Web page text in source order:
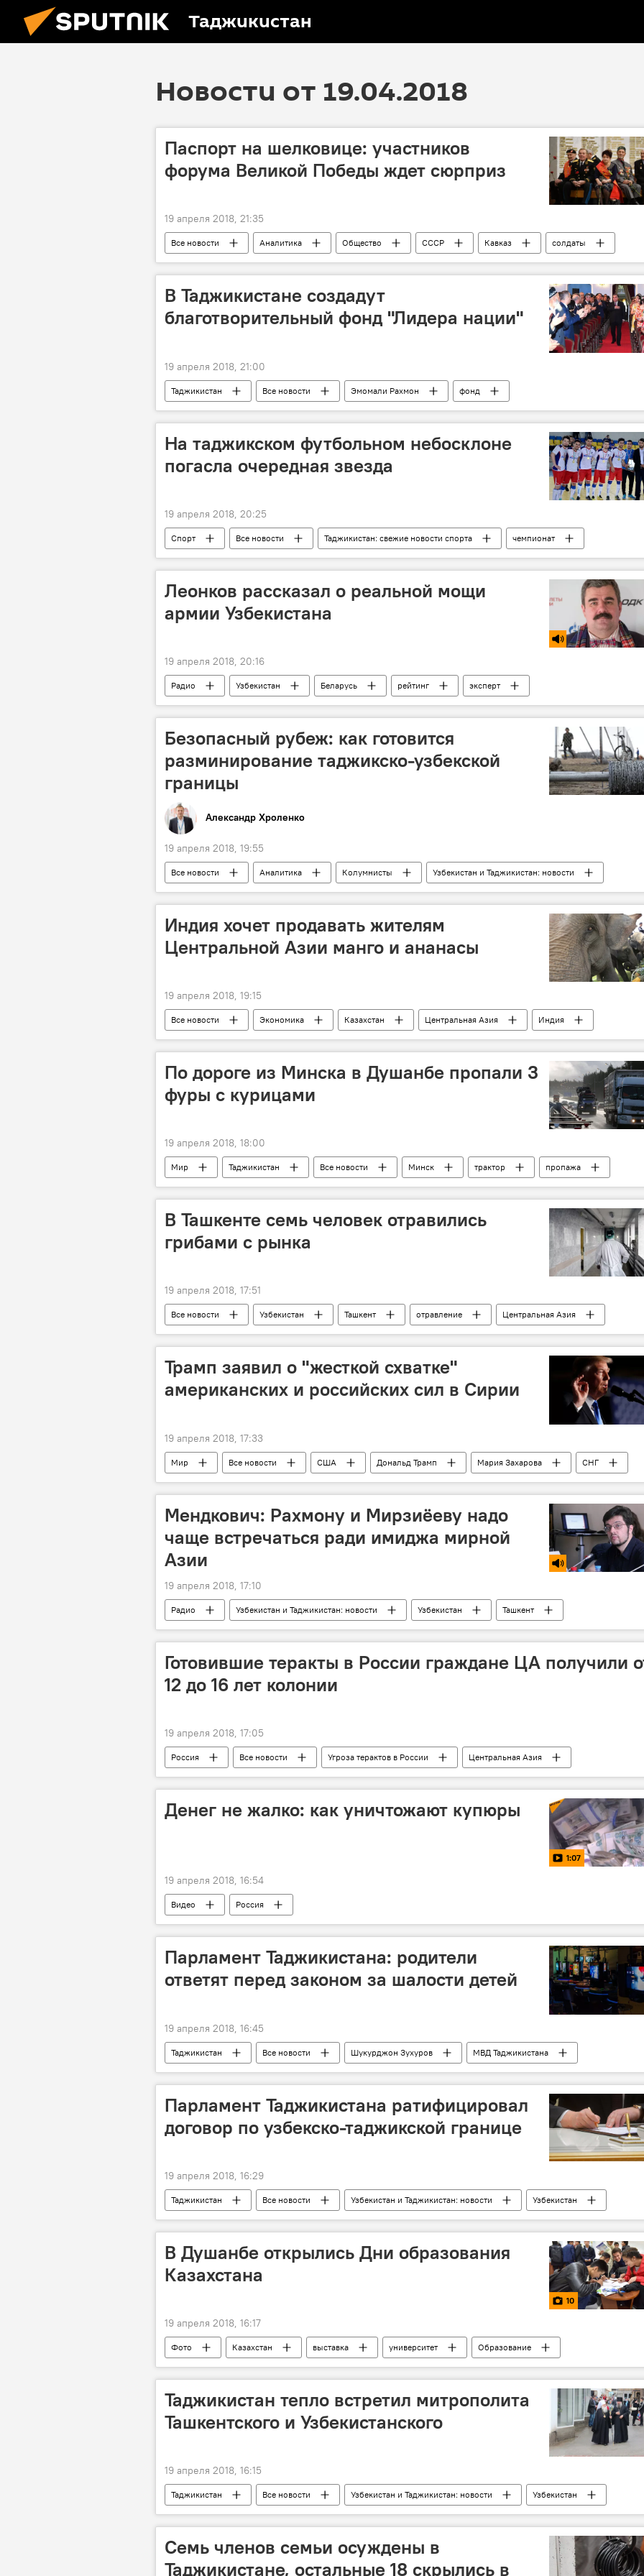
Таджикистан
Новости от 19.04.2018
Паспорт на шелковице: участников
форума Великой Победы ждет сюрприз
19 апреля 2018, 21:35
Все новости Аналитика Общество СССР Кавказ
солдаты
партизаны
сюрприз
9 мая - День Победы в Великой Отечественной войне
В Таджикистане создадут
благотворительный фонд "Лидера нации"
19 апреля 2018, 21:00
Таджикистан Все новости Эмомали Рахмон фонд
На таджикском футбольном небосклоне
погасла очередная звезда
19 апреля 2018, 20:25
Спорт Все новости Таджикистан: свежие новости спорта
чемпионат
футзал
Таджикистан
Леонков рассказал о реальной мощи
армии Узбекистана
19 апреля 2018, 20:16
Радио Узбекистан Беларусь рейтинг
эксперт
Армия и вооружение
Таджикистан военные учения
Безопасный рубеж: как готовится
разминирование таджикско-узбекской
границы
Александр Хроленко
19 апреля 2018, 19:55
Все новости Аналитика Колумнисты
Узбекистан и Таджикистан: новости
Узбекистан
граница саперы разминирование
Центральная Азия
Индия хочет продавать жителям
Центральной Азии манго и ананасы
19 апреля 2018, 19:15
Все новости Экономика Казахстан Центральная Азия
Индия
овощи и фрукты
По дороге из Минска в Душанбе пропали 3
фуры с курицами
19 апреля 2018, 18:00
Мир Таджикистан Все новости Минск трактор
пропажа
мясо
фура Новости Душанбе
В Ташкенте семь человек отравились
грибами с рынка
19 апреля 2018, 17:51
Все новости Узбекистан Ташкент отравление Центральная Азия
Трамп заявил о "жесткой схватке"
американских и российских сил в Сирии
19 апреля 2018, 17:33
Мир Все новости США Дональд Трамп Мария Захарова
СНГ
Россия
МИД РФ
Мендкович: Рахмону и Мирзиёеву надо
чаще встречаться ради имиджа мирной
Азии
19 апреля 2018, 17:10
Радио Узбекистан и Таджикистан: новости Узбекистан
Ташкент
Бишкек
Ферганская долина Эмомали Рахмон
Шавкат Мирзиёев
Готовившие теракты в России граждане ЦА получили
12 до 16 лет колонии
19 апреля 2018, 17:05
Россия Все новости Угроза терактов в России
Центральная Азия
ФСБ России
терроризм ИГИЛ
Денег не жалко: как уничтожают купюры
1:07
19 апреля 2018, 16:54
Видео Россия
Парламент Таджикистана: родители
ответят перед законом за шалости детей
19 апреля 2018, 16:45
Таджикистан Все новости Шукурджон Зухуров
МВД Таджикистана
родители
Парламент Таджикистана ратифицировал
договор по узбекско-таджикской границе
19 апреля 2018, 16:29
Таджикистан Все новости Узбекистан и Таджикистан: новости
Узбекистан
Шавкат Мирзиёев
В Душанбе открылись Дни образования
Казахстана
10
19 апреля 2018, 16:17
Фото Казахстан выставка университет
Образование
Новости Душанбе
Таджикистан тепло встретил митрополита
Ташкентского и Узбекистанского
19 апреля 2018, 16:15
Таджикистан Все новости Узбекистан и Таджикистан: новости
Узбекистан
Ташкент
Центральная Азия Туркменистан Кыргызстан
Пасха
Семь членов семьи осуждены в
Таджикистане, остальные 18 скрылись в